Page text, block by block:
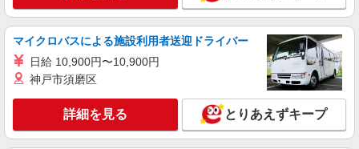
マイクロバスによる施設利用者送迎ドライバー
日給 10,900円〜10,900円
神戸市須磨区
詳細を見る とりあえずキープ